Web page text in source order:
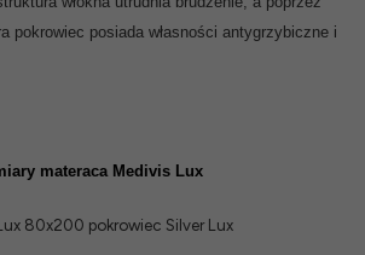
pokrowiec posiada własności antygrzybiczne i
materaca Medivis Lux
80x200 pokrowiec SilverLux